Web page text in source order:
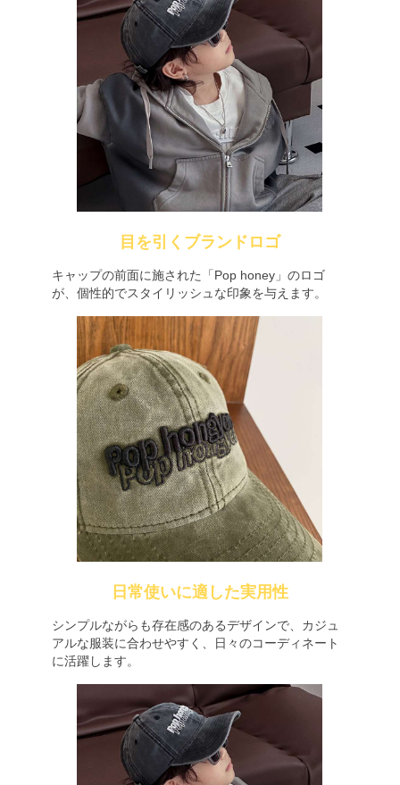
目を引くブランドロゴ
キャップの前面に施された「Pop honey」のロゴ
が、個性的でスタイリッシュな印象を与えます。
日常使いに適した実用性
シンプルながらも存在感のあるデザインで、カジュ
アルな服装に合わせやすく、日々のコーディネート
に活躍します。